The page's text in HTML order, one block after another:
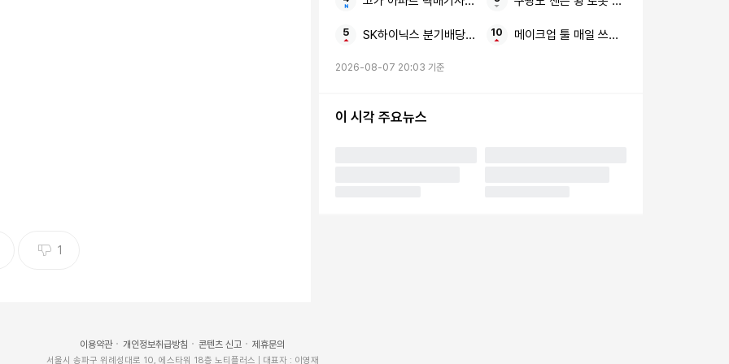
1
SK하이닉스 분기배당 주주환원 메이크업 툴 매일 쓰는 제대로 관리
2026-08-07 20:03 기준
이 시각 주요뉴스
이용약관 개인정보취급방침 콘텐츠 신고 제휴문의
서울시 송파구 위례성대로 10, 에스타워 18층 노티플러스 | 대표자 : 이영재